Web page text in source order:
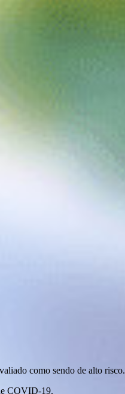
como sendo de alto risco.
COVID-19.